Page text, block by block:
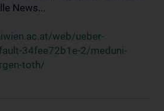
News...
web/ueber-
34fee72b1e-2/meduni-
toth/